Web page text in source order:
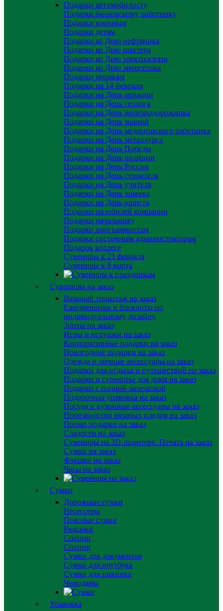
Подарки автомобилисту
Подарки банковскому работнику
Подарки военным
Подарки детям
Подарки ко Дню нефтяника
Подарки ко Дню шахтера
Подарки ко Дню электросвязи
Подарки ко Дню энергетика
Подарки морякам
Подарки на 14 февраля
Подарки на День авиации
Подарки на День геолога
Подарки на День железнодорожника
Подарки на День знаний
Подарки на День медицинского работника
Подарки на День металлурга
Подарки на День Победы
Подарки на День полиции
Подарки на День России
Подарки на День строителя
Подарки на День учителя
Подарки на День химика
Подарки на День юриста
Подарки на юбилей компании
Подарки начальнику
Подарки программистам
Подарки системным администраторам
Подарок коллеге
Сувениры к 23 февраля
Сувениры к 8 марта
Сувениры на заказ
Вязаный трикотаж на заказ
Ежедневники и блокноты по
индивидуальному дизайну
Зонты на заказ
Игры и игрушки на заказ
Корпоративные подарки на заказ
Новогодние подарки на заказ
Одежда и личные аксессуары на заказ
Подарки для отдыха и путешествий на заказ
Подарки и сувениры для дома на заказ
Подарки с полной запечаткой
Подарочная упаковка на заказ
Посуда и кухонные аксессуары на заказ
Производство вязаных пледов на заказ
Промо подарки на заказ
Сладости на заказ
Сувениры на 3D-принтере. Печать на заказ
Сумки на заказ
Флешки на заказ
Часы на заказ
Сумки
Дорожные сумки
Несессеры
Поясные сумки
Рюкзаки
Специи
Специи
Сумки для документов
Сумки для ноутбука
Сумки для пикника
Чемоданы
Упаковка